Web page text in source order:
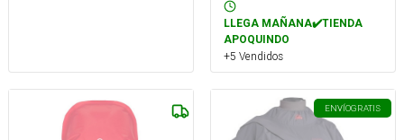
LLEGA MAÑANA✔️TIENDA
APOQUINDO
+5 Vendidos
ENVÍOGRATIS